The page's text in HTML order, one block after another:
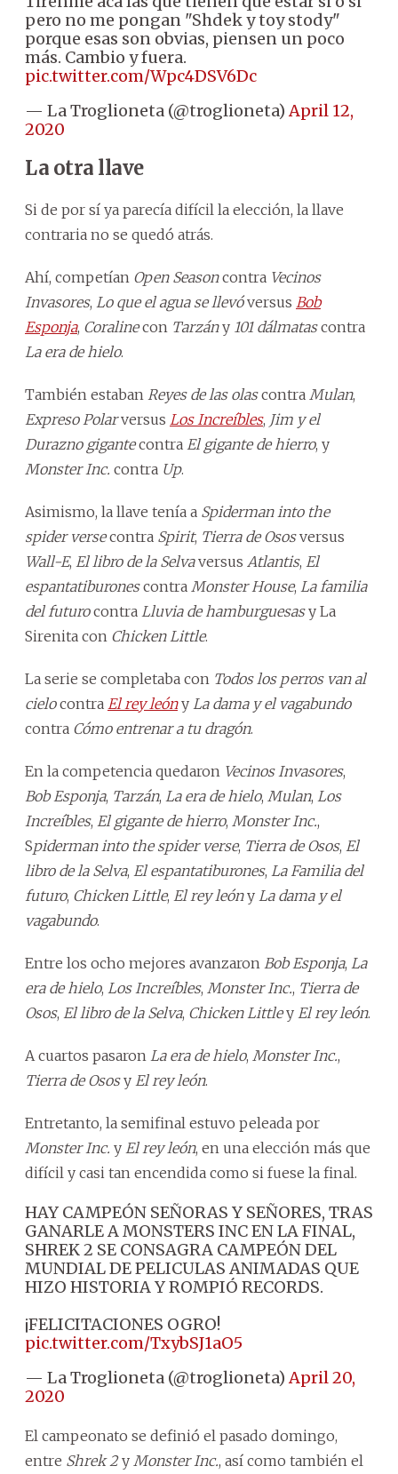
pero no me pongan "Shdek y toy stody"
porque esas son obvias, piensen un poco
más. Cambio y fuera.
pic.twitter.com/Wpc4DSV6Dc
— La Troglioneta (@troglioneta)April 12,
2020
La otra llave
Si de por sí ya parecía difícil la elección, la llave
contraria no se quedó atrás.
Ahí, competían Open Seasoncontra Vecinos
Invasores, Lo que el agua se llevóversus Bob
Esponja, Coralinecon Tarzány 101 dálmatascontra
La era de hielo.
También estaban Reyes de las olascontra Mulan,
Expreso Polarversus Los Increíbles, Jim y el
Durazno gigantecontra El gigante de hierro, y
Monster Inc. contra Up.
Asimismo, la llave tenía a Spiderman into the
spider versecontra Spirit, Tierra de Ososversus
Wall-E, El libro de la Selvaversus Atlantis, El
espantatiburonescontra Monster House, La familia
del futurocontra Lluvia de hamburguesasy La
Sirenita con Chicken Little.
La serie se completaba con Todos los perros van al
cielocontra El rey leóny La dama y el vagabundo
contra Cómo entrenar a tu dragón.
En la competencia quedaron Vecinos Invasores,
Bob Esponja, Tarzán, La era de hielo, Mulan, Los
Increíbles, El gigante de hierro, Monster Inc.,
Spiderman into the spider verse, Tierra de Osos, El
libro de la Selva, El espantatiburones, La Familia del
futuro, Chicken Little, El rey leóny La dama y el
vagabundo.
Entre los ocho mejores avanzaron Bob Esponja, La
era de hielo, Los Increíbles, Monster Inc., Tierra de
Osos, El libro de la Selva, Chicken Littley El rey león.
A cuartos pasaron La era de hielo, Monster Inc.,
Tierra de Ososy El rey león.
Entretanto, la semifinal estuvo peleada por
Monster Inc. y El rey león, en una elección más que
difícil y casi tan encendida como si fuese la final.
HAY CAMPEÓN SEÑORAS Y SEÑORES, TRAS
GANARLE A MONSTERS INC EN LA FINAL,
SHREK 2 SE CONSAGRA CAMPEÓN DEL
MUNDIAL DE PELICULAS ANIMADAS QUE
HIZO HISTORIA Y ROMPIÓ RECORDS.
¡FELICITACIONES OGRO!
pic.twitter.com/TxybSJ1aO5
— La Troglioneta (@troglioneta)April 20,
2020
El campeonato se definió el pasado domingo,
entre Shrek 2y Monster Inc., así como también el